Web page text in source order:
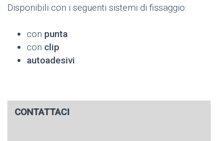
Disponibili con i seguenti sistemi di fissaggio:
con punta
con clip
autoadesivi
CONTATTACI